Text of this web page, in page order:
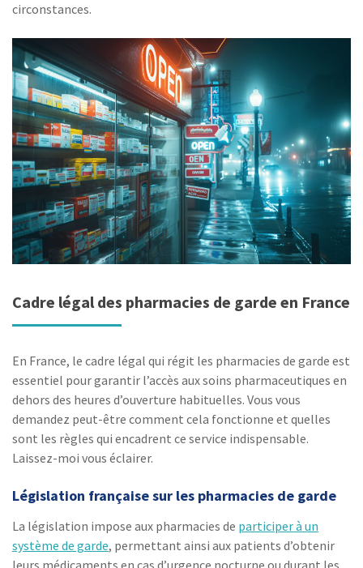
circonstances.
Cadre légal des pharmacies de garde en France
En France, le cadre légal qui régit les pharmacies de garde est
essentiel pour garantir l’accès aux soins pharmaceutiques en
dehors des heures d’ouverture habituelles. Vous vous
demandez peut-être comment cela fonctionne et quelles
sont les règles qui encadrent ce service indispensable.
Laissez-moi vous éclairer.
Législation française sur les pharmacies de garde
La législation impose aux pharmacies de participer à un
système de garde, permettant ainsi aux patients d’obtenir
leurs médicaments en cas d’urgence nocturne ou durant les